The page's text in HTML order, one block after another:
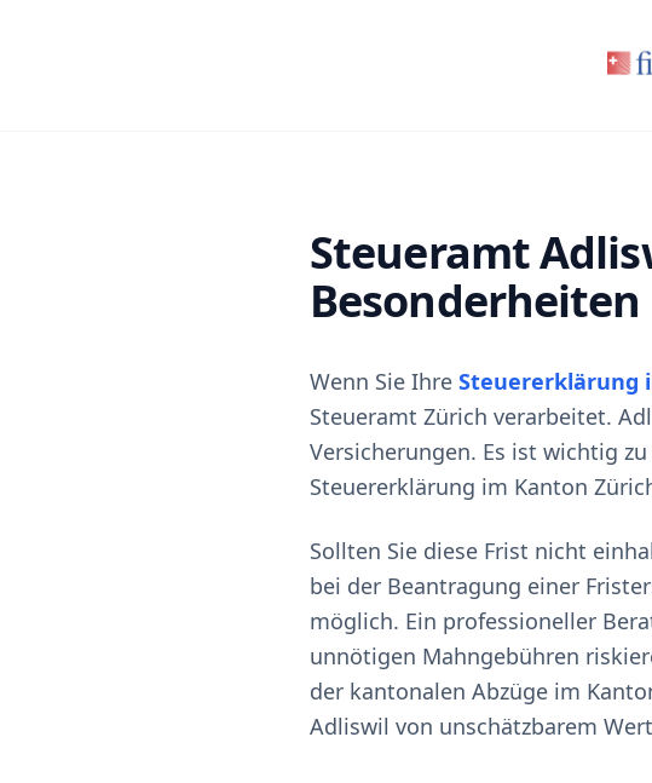
Steueramt
Besonderheiten
Wenn Sie Ihre Steuererklärung
Steueramt Zürich verarbeitet.
Versicherungen. Es ist wichtig
Steuererklärung im Kanton
Sollten Sie diese Frist nicht
bei der Beantragung einer
möglich. Ein professioneller
unnötigen Mahngebühren
der kantonalen Abzüge im
Adliswil von unschätzbarem